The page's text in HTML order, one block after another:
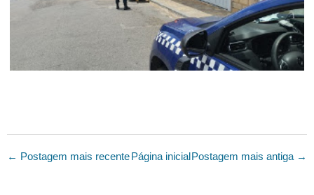
← Postagem mais recente Postagem mais antiga →
Página inicial